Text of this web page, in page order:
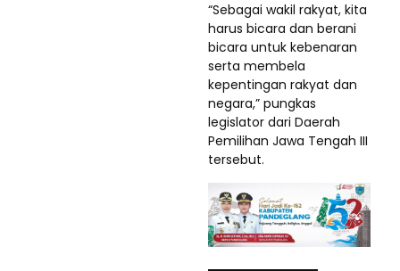
“Sebagai wakil rakyat, kita
harus bicara dan berani
bicara untuk kebenaran
serta membela
kepentingan rakyat dan
negara,” pungkas
legislator dari Daerah
Pemilihan Jawa Tengah III
tersebut.